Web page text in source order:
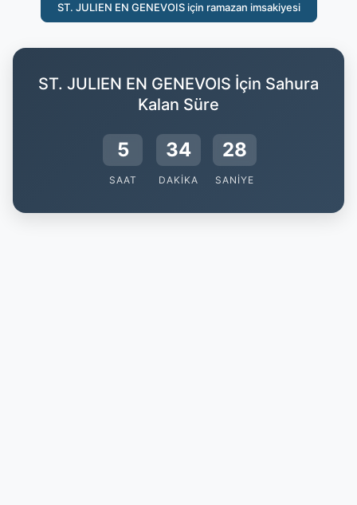
ST. JULIEN EN GENEVOIS için ramazan imsakiyesi
ST. JULIEN EN GENEVOIS İçin Sahura
Kalan Süre
5
SAAT
34
DAKIKA
27
SANIYE